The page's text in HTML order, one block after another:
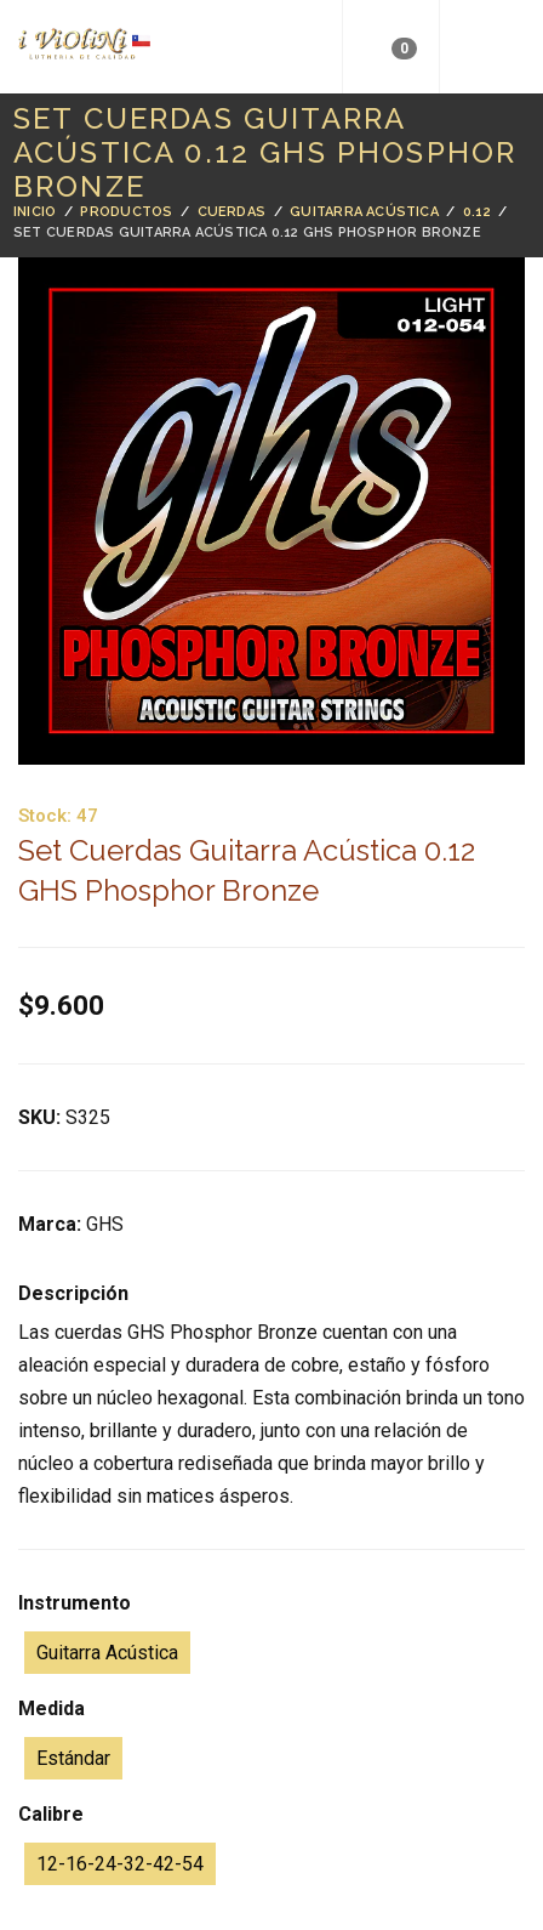
0
SET CUERDAS GUITARRA
ACÚSTICA 0.12 GHS PHOSPHOR
BRONZE
INICIO /PRODUCTOS / CUERDAS /GUITARRA ACÚSTICA/0.12 /
SET CUERDAS GUITARRA ACÚSTICA 0.12 GHS PHOSPHOR BRONZE
Stock: 47
Set Cuerdas Guitarra Acústica 0.12
GHS Phosphor Bronze
$9.600
SKU: S325
Marca: GHS
Descripción
Las cuerdas GHS Phosphor Bronze cuentan con una
aleación especial y duradera de cobre, estaño y fósforo
sobre un núcleo hexagonal. Esta combinación brinda un tono
intenso, brillante y duradero, junto con una relación de
núcleo a cobertura rediseñada que brinda mayor brillo y
flexibilidad sin matices ásperos.
Instrumento
Guitarra Acústica
Medida
Estándar
Calibre
12-16-24-32-42-54